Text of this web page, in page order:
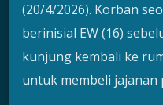
(20/4/2026). Korban
berinisial EW (16)
kunjung kembali ke
untuk membeli jajanan